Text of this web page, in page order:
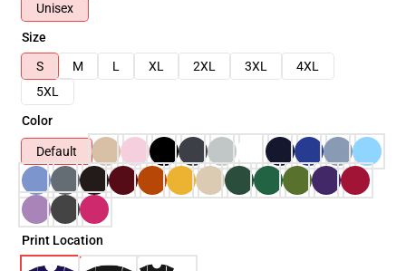
Unisex
Size
S
M L XL 2XL 3XL
4XL
5XL
Color
Default
Print Location